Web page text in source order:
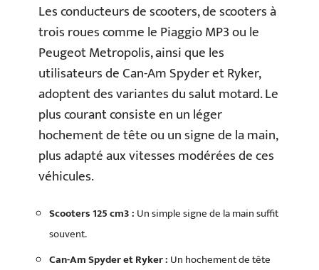
Les conducteurs de scooters, de scooters à
trois roues comme le Piaggio MP3 ou le
Peugeot Metropolis, ainsi que les
utilisateurs de Can-Am Spyder et Ryker,
adoptent des variantes du salut motard. Le
plus courant consiste en un léger
hochement de tête ou un signe de la main,
plus adapté aux vitesses modérées de ces
véhicules.
Scooters 125 cm3 : Un simple signe de la main suffit
souvent.
Can-Am Spyder et Ryker : Un hochement de tête